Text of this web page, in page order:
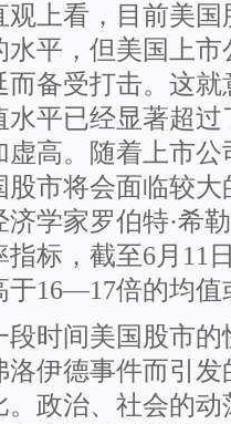
观上看，目前美
水平，但美国上
而备受打击。这
水平已经显著超
虚高。随着上市
股市将会面临较
济学家罗伯特·希
指标，截至6月11
于16—17倍的均值
段时间美国股市
洛伊德事件而引
。政治、社会的